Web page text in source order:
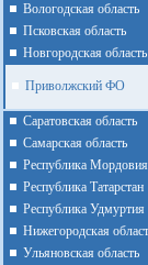
Вологодская область
Псковская область
Новгородская область
Приволжский ФО
Cаратовская область
Cамарская область
Республика Мордовия
Республика Татарстан
Республика Удмуртия
Нижегородская
Ульяновская область